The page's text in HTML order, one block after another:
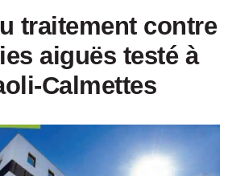
traitement contre
aiguës testé à
Calmettes